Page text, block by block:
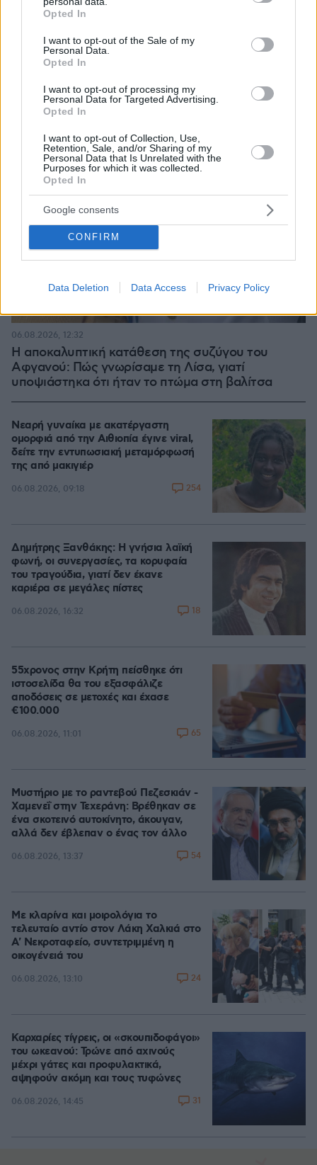
grant or deny consent to Google and its third-party tags to
use your data for below specified purposes in below Google
consent section.
Opted In
I want to opt-out of the Sale of my
Personal Data.
Opted In
I want to opt-out of processing my
Personal Data for Targeted Advertising.
Opted In
I want to opt-out of Collection, Use,
Retention, Sale, and/or Sharing of my
Personal Data that Is Unrelated with the
Purposes for which it was collected.
Opted In
Google consents
CONFIRM
Data Deletion Data Access Privacy Policy
Η αποκαλυπτική κατάθεση της συζύγου του
Αφγανού: Πώς γνωρίσαμε τη Λίσα, γιατί
υποψιάστηκα ότι ήταν το πτώμα στη βαλίτσα
06.08.2026, 12:32
Νεαρή γυναίκα με ακατέργαστη
ομορφιά από την Αιθιοπία έγινε viral,
δείτε την εντυπωσιακή μεταμόρφωσή
της από μακιγιέρ
06.08.2026, 09:18 254
Δημήτρης Ξανθάκης: Η γνήσια λαϊκή
φωνή, οι συνεργασίες, τα κορυφαία
του τραγούδια, γιατί δεν έκανε
καριέρα σε μεγάλες πίστες
06.08.2026, 16:32 18
55χρονος στην Κρήτη πείσθηκε ότι
ιστοσελίδα θα του εξασφάλιζε
αποδόσεις σε μετοχές και έχασε
€100.000
06.08.2026, 11:01 65
Μυστήριο με το ραντεβού Πεζεσκιάν -
Χαμενεΐ στην Τεχεράνη: Βρέθηκαν σε
ένα σκοτεινό αυτοκίνητο, άκουγαν,
αλλά δεν έβλεπαν ο ένας τον άλλο
06.08.2026, 13:37 54
Με κλαρίνα και μοιρολόγια το
τελευταίο αντίο στον Λάκη Χαλκιά στο
A' Νεκροταφείο, συντετριμμένη η
οικογένειά του
06.08.2026, 13:10 24
Καρχαρίες τίγρεις, οι «σκουπιδοφάγοι»
του ωκεανού: Τρώνε από αχινούς
μέχρι γάτες και προφυλακτικά,
αψηφούν ακόμη και τους τυφώνες
06.08.2026, 14:45 31